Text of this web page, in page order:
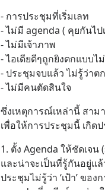
- การประชุมที่เริ่มเลท
- ไม่มี agenda ( คุยกันไ
- ไม่มีเจ้าภาพ
- ไอเดียดีๆถูกยิงตกแบบไ
- ประชุมจบแล้ว ไม่รู้ว่าต
- ไม่มีคนตัดสินใจ
ซึ่งเหตุการณ์เหล่านี้ สาม
เพื่อให้การประชุมนี้ เกิด
1. ตั้ง Agenda ให้ชัดเจน
และน่าจะเป็นที่รู้กันอยู่แ
ประชุมไม่รู้ว่า ‘เป้า’ ขอ